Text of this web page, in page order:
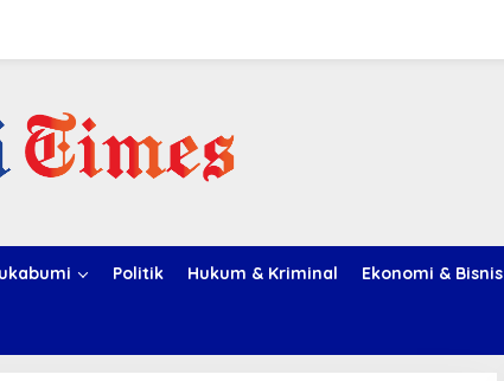
Politik Hukum & Kriminal Ekonomi & Bisnis